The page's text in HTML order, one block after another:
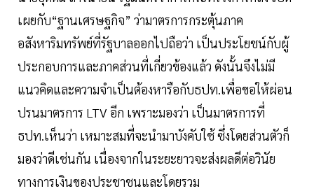
เผยกับ“ฐานเศรษฐกิจ” ว่ามาตรการกระตุ้นภาค
อสังหาริมทรัพย์ที่รัฐบาลออกไปถือว่า เป็นประโยชน์กับผู้
ประกอบการและภาคส่วนที่เกี่ยวข้องแล้ว ดังนั้นจึงไม่มี
แนวคิดและความจำเป็นต้องหารือกับธปท.เพื่อขอให้ผ่อน
ปรนมาตรการ LTV อีก เพราะมองว่า เป็นมาตรการที่
ธปท.เห็นว่า เหมาะสมที่จะนำมาบังคับใช้ ซึ่งโดยส่วนตัวก็
มองว่าดีเช่นกัน เนื่องจากในระยะยาวจะส่งผลดีต่อวินัย
ทางการเงินของประชาชนและโดยรวม